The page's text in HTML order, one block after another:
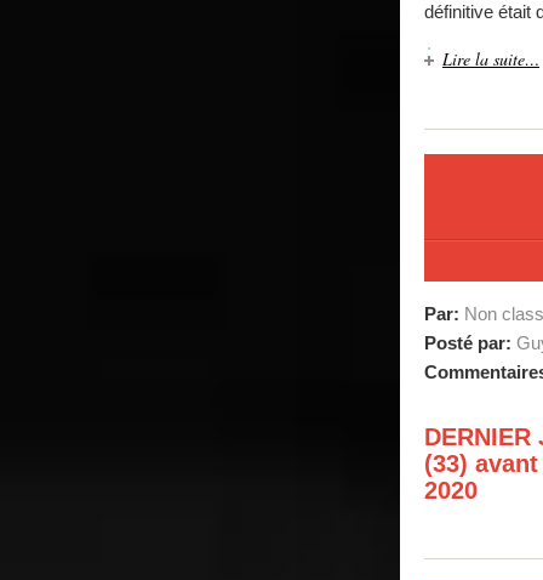
définitive était
Lire la suite…
Par: Non
Posté par:
(33)
2020